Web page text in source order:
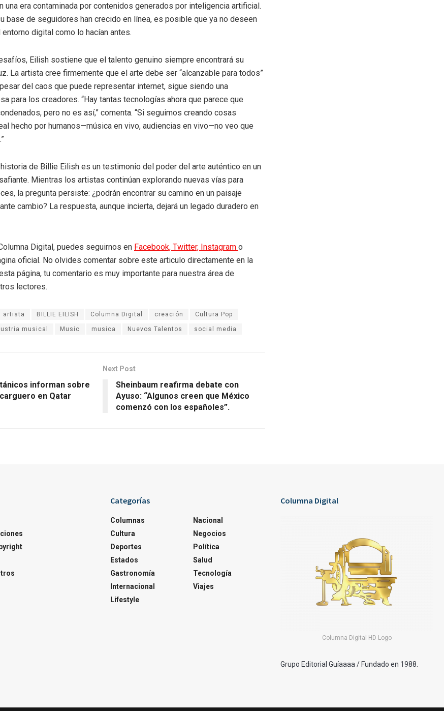
una era contaminada por contenidos generados por inteligencia artificial.
base de seguidores han crecido en línea, es posible que ya no deseen
entorno digital como lo hacían antes.
Eilish sostiene que el talento genuino siempre encontrará su
La artista cree firmemente que el arte debe ser “alcanzable para todos”
del caos que puede representar internet, sigue siendo una
para los creadores. “Hay tantas tecnologías ahora que parece que
pero no es así,” comenta. “Si seguimos creando cosas
hecho por humanos—música en vivo, audiencias en vivo—no veo que
historia de Billie Eilish es un testimonio del poder del arte auténtico en un
Mientras los artistas continúan explorando nuevas vías para
la pregunta persiste: ¿podrán encontrar su camino en un paisaje
cambio? La respuesta, aunque incierta, dejará un legado duradero en
Digital, puedes seguirnos en Facebook, Twitter, Instagram o
oficial. No olvides comentar sobre este articulo directamente en la
página, tu comentario es muy importante para nuestra área de
lectores.
artista BILLIE EILISH Columna Digital creación Cultura Pop
musical Music musica Nuevos Talentos social media
informan sobre
en Qatar
Next Post
Sheinbaum reafirma debate con
Ayuso: “Algunos creen que México
comenzó con los españoles”.
Categorías
Columnas
Cultura
Deportes
Estados
Gastronomía
Internacional
Lifestyle
Nacional
Negocios
Política
Salud
Tecnología
Viajes
Columna Digital
Columna Digital HD Logo
Grupo Editorial Guíaaaa / Fundado en 1988.